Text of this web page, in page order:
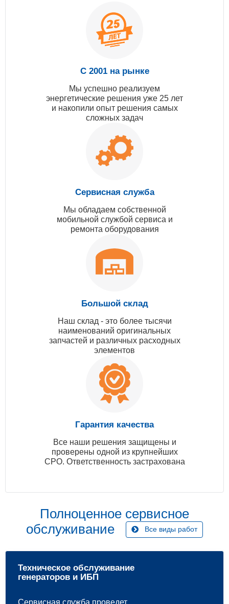
С 2001 на рынке
Мы успешно реализуем
энергетические решения уже 25 лет
и накопили опыт решения самых
сложных задач
Сервисная служба
Мы обладаем собственной
мобильной службой сервиса и
ремонта оборудования
Большой склад
Наш склад - это более тысячи
наименований оригинальных
запчастей и различных расходных
элементов
Гарантия качества
Все наши решения защищены и
проверены одной из крупнейших
СРО. Ответственность застрахована
Полноценное сервисное
обслуживание
Все виды работ
Техническое обслуживание
генераторов и ИБП